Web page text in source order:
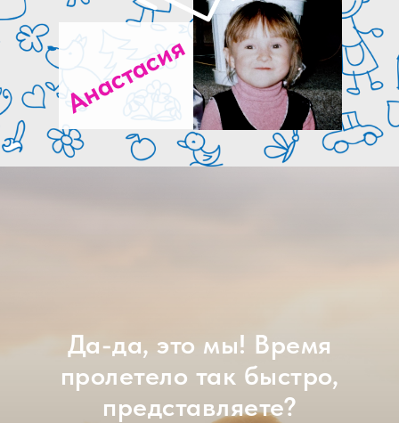
Анастасия
Да-да, это мы! Время
пролетело так быстро,
представляете?